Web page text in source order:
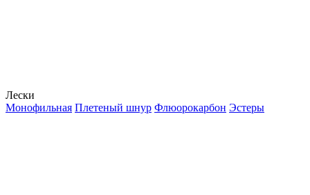
Лески
Монофильная Плетеный шнур Флюорокарбон Эстеры